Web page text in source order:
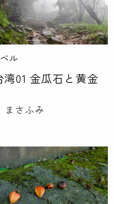
ル
湾01 金瓜石と黄金
まさふみ